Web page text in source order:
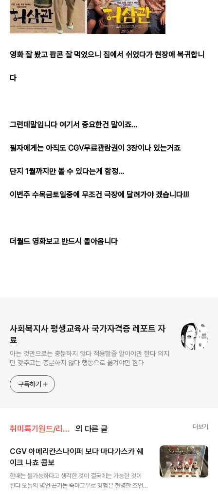
영화 잘 봤고 팝콘 잘 먹었으니 집에서 쉬었다가 현장에 복귀합니
다
그런데말입니다 여기서 중요한건 말이죠...
필자에게는 아직도 CGV무료관람권이 3장이나 있는거죠
단지 1월까지만 볼 수 있다는게 함정...
이번주 수목금토일중에 무조건 극장에 달려가야 겠습니다!!!
더월드 영화보고 반드시 돌아옵니다
사회복지사 평생교육사 국가자격증 레포트 자
료
아는 것만으로는 충분하지 않다 적용할줄 알아야만 한다 의지
만 갖추고는 충분하지 않다 행동으로 옮겨야만 한다
구독하기
취미특기월드/리얼월드 의 다른 글 더보기
CGV 아메리칸스나이퍼 보다 마다가스카 쉐
이크 나쵸 콤보
한때는 불가능하다고 생각한 것이 결국에는 가능한 것이
된다 오늘의 명언 끈기는 죽마고우로 경험은 현명한 조언